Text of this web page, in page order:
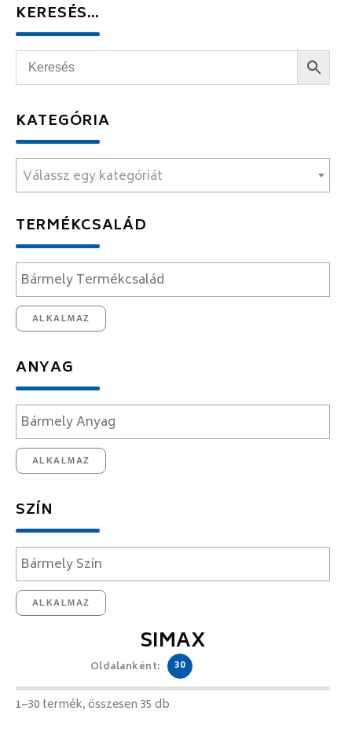
KERESÉS…
KATEGÓRIA
Válassz egy kategóriát
TERMÉKCSALÁD
ALKALMAZ
ANYAG
ALKALMAZ
SZÍN
ALKALMAZ
SIMAX
Oldalanként: 30
1–30 termék, összesen 35 db